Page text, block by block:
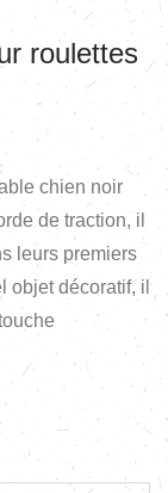
roulettes
chien noir
de traction, il
leurs premiers
objet décoratif, il